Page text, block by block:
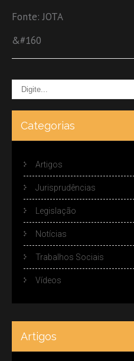
Fonte: JOTA
&#160
Categorias
Artigos
Jurisprudências
Legislação
Notícias
Trabalhos Sociais
Vídeos
Artigos